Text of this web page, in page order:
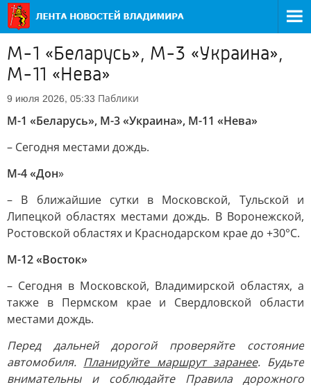
М-1 «Беларусь», М-3 «Украина»,
М-11 «Нева»
9 июля 2026, 05:33 Паблики
М-1 «Беларусь», М-3 «Украина», М-11 «Нева»
– Сегодня местами дождь.
М-4 «Дон»
– В ближайшие сутки в Московской, Тульской и
Липецкой областях местами дождь. В Воронежской,
Ростовской областях и Краснодарском крае до +30°С.
М-12 «Восток»
– Сегодня в Московской, Владимирской областях, а
также в Пермском крае и Свердловской области
местами дождь.
Перед дальней дорогой проверяйте состояние
автомобиля. Планируйте маршрут заранее. Будьте
внимательны и соблюдайте Правила дорожного